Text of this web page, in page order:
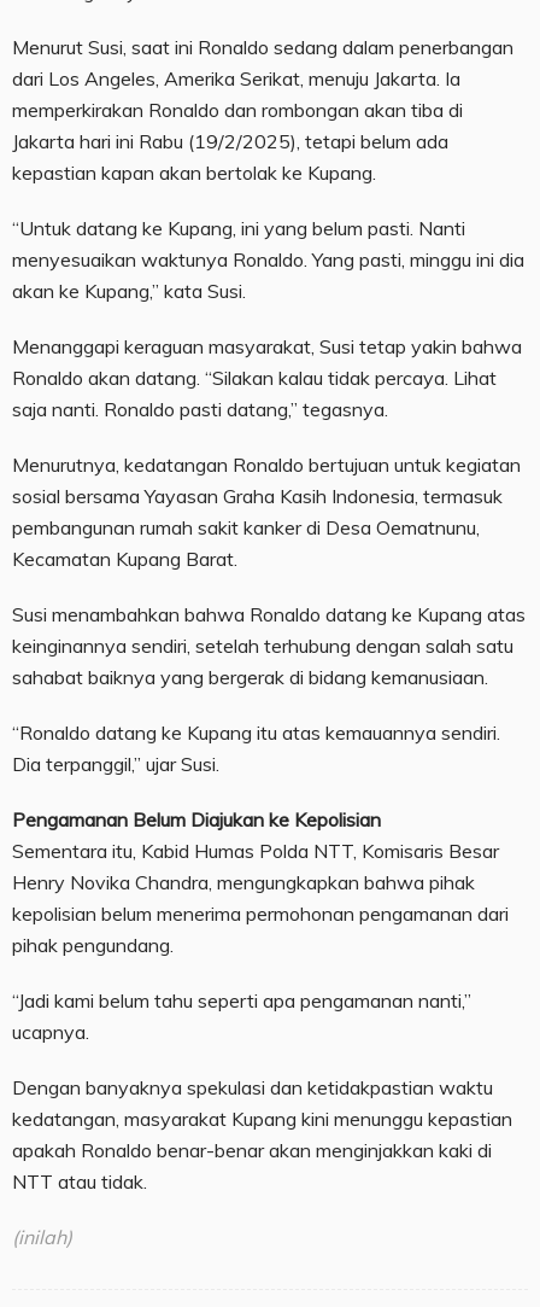
Menurut Susi, saat ini Ronaldo sedang dalam penerbangan
dari Los Angeles, Amerika Serikat, menuju Jakarta. Ia
memperkirakan Ronaldo dan rombongan akan tiba di
Jakarta hari ini Rabu (19/2/2025), tetapi belum ada
kepastian kapan akan bertolak ke Kupang.
“Untuk datang ke Kupang, ini yang belum pasti. Nanti
menyesuaikan waktunya Ronaldo. Yang pasti, minggu ini dia
akan ke Kupang,” kata Susi.
Menanggapi keraguan masyarakat, Susi tetap yakin bahwa
Ronaldo akan datang. “Silakan kalau tidak percaya. Lihat
saja nanti. Ronaldo pasti datang,” tegasnya.
Menurutnya, kedatangan Ronaldo bertujuan untuk kegiatan
sosial bersama Yayasan Graha Kasih Indonesia, termasuk
pembangunan rumah sakit kanker di Desa Oematnunu,
Kecamatan Kupang Barat.
Susi menambahkan bahwa Ronaldo datang ke Kupang atas
keinginannya sendiri, setelah terhubung dengan salah satu
sahabat baiknya yang bergerak di bidang kemanusiaan.
“Ronaldo datang ke Kupang itu atas kemauannya sendiri.
Dia terpanggil,” ujar Susi.
Pengamanan Belum Diajukan ke Kepolisian
Sementara itu, Kabid Humas Polda NTT, Komisaris Besar
Henry Novika Chandra, mengungkapkan bahwa pihak
kepolisian belum menerima permohonan pengamanan dari
pihak pengundang.
“Jadi kami belum tahu seperti apa pengamanan nanti,”
ucapnya.
Dengan banyaknya spekulasi dan ketidakpastian waktu
kedatangan, masyarakat Kupang kini menunggu kepastian
apakah Ronaldo benar-benar akan menginjakkan kaki di
NTT atau tidak.
(inilah)